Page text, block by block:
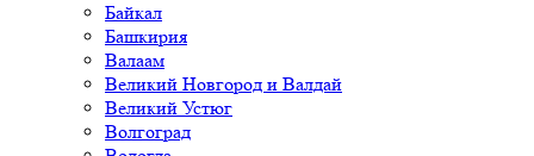
Байкал
Башкирия
Валаам
Великий Новгород и Валдай
Великий Устюг
Волгоград